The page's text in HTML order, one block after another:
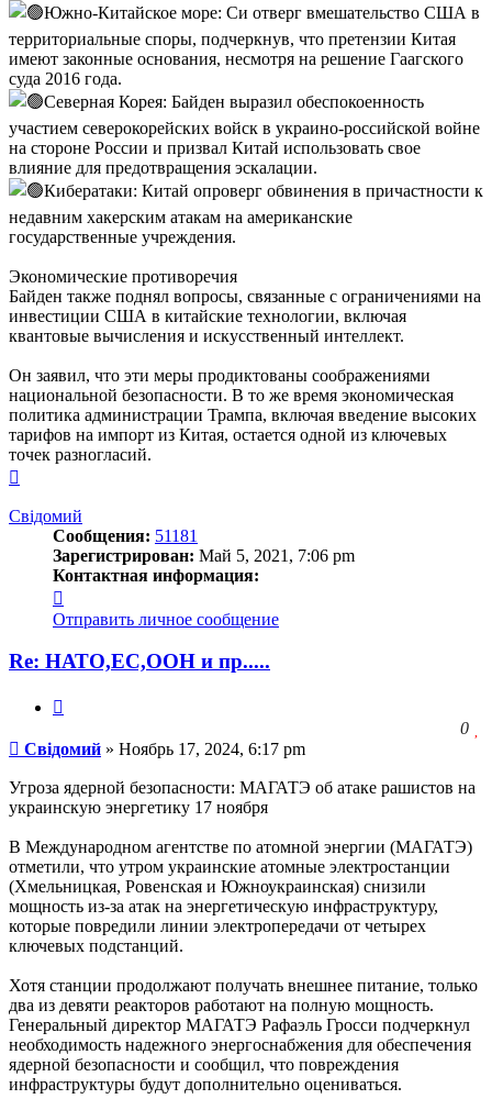
Южно-Китайское море: Си отверг вмешательство США в
территориальные споры, подчеркнув, что претензии Китая
имеют законные основания, несмотря на решение Гаагского
суда 2016 года.
Северная Корея: Байден выразил обеспокоенность
участием северокорейских войск в украино-российской войне
на стороне России и призвал Китай использовать свое
влияние для предотвращения эскалации.
Кибератаки: Китай опроверг обвинения в причастности к
недавним хакерским атакам на американские
государственные учреждения.
Экономические противоречия
Байден также поднял вопросы, связанные с ограничениями на
инвестиции США в китайские технологии, включая
квантовые вычисления и искусственный интеллект.
Он заявил, что эти меры продиктованы соображениями
национальной безопасности. В то же время экономическая
политика администрации Трампа, включая введение высоких
тарифов на импорт из Китая, остается одной из ключевых
точек разногласий.
началу
Свідомий
Сообщения: 51181
Зарегистрирован: Май 5, 2021, 7:06 pm
Контактная информация:
информация
пользователя
Свідомий
Отправить личное сообщение
Re: НАТО,ЕС,ООН и пр.....
0
Сообщение
Свідомий » Ноябрь 17, 2024, 6:17 pm
Угроза ядерной безопасности: МАГАТЭ об атаке рашистов на
украинскую энергетику 17 ноября
В Международном агентстве по атомной энергии (МАГАТЭ)
отметили, что утром украинские атомные электростанции
(Хмельницкая, Ровенская и Южноукраинская) снизили
мощность из-за атак на энергетическую инфраструктуру,
которые повредили линии электропередачи от четырех
ключевых подстанций.
Хотя станции продолжают получать внешнее питание, только
два из девяти реакторов работают на полную мощность.
Генеральный директор МАГАТЭ Рафаэль Гросси подчеркнул
необходимость надежного энергоснабжения для обеспечения
ядерной безопасности и сообщил, что повреждения
инфраструктуры будут дополнительно оцениваться.